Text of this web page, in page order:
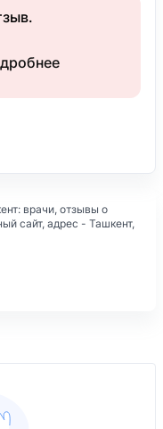
врачи, отзывы о
сайт, адрес - Ташкент,